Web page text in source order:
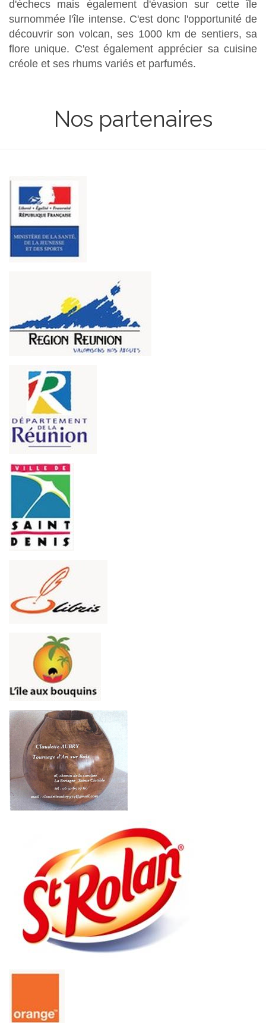
d'échecs mais également d'évasion sur cette île
surnommée l'île intense. C'est donc l'opportunité de
découvrir son volcan, ses 1000 km de sentiers, sa
flore unique. C'est également apprécier sa cuisine
créole et ses rhums variés et parfumés.
Nos partenaires